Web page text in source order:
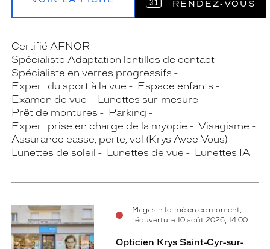
RENDEZ‑VOUS
Certifié AFNOR
Spécialiste Adaptation lentilles de contact
Spécialiste en verres progressifs
Expert du sport à la vue
Espace enfants
Examen de vue
Lunettes sur-mesure
Prêt de montures
Parking
Expert prise en charge de la myopie
Visagisme
Assurance casse, perte, vol (Krys Avec Vous)
Lunettes de soleil
Lunettes de vue Lunettes IA
Magasin fermé en ce moment,
réouverture 10 août 2026, 14:00
Opticien Krys Saint-Cyr-sur-